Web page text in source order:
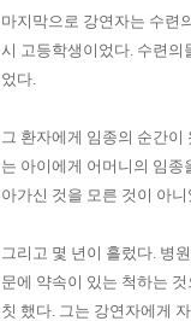
마지막으로 강연자는 수련
시 고등학생이었다. 수련의
었다.
그 환자에게 임종의 순간이
는 아이에게 어머니의 임종
아가신 것을 모른 것이 아
그리고 몇 년이 흘렀다. 병
문에 약속이 있는 척하는
칫 했다. 그는 강연자에게